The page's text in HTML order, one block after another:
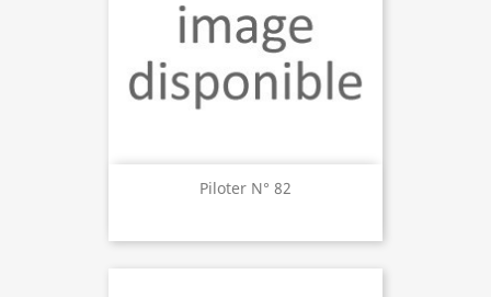
Piloter N° 82